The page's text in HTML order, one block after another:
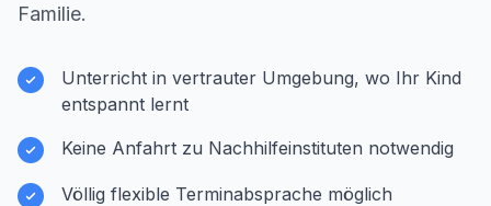
Familie.
Unterricht in vertrauter Umgebung, wo Ihr Kind
entspannt lernt
Keine Anfahrt zu Nachhilfeinstituten notwendig
Völlig flexible Terminabsprache möglich